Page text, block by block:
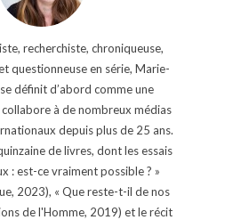
recherchiste, chroniqueuse,
questionneuse en série, Marie-
définit d’abord comme une
à de nombreux médias
depuis plus de 25 ans.
de livres, dont les essais
: est-ce vraiment possible ? »
2023), « Que reste-t-il de nos
de l'Homme, 2019) et le récit